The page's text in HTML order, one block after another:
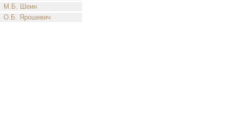
М.Б. Шеин
О.Б. Ярошевич